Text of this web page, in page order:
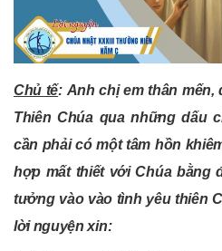
Chủ tế: Anh chịem thân mến,
Thiên Chúa qua những dấu
cần phải có một tâm hồn
hợp mất thiết với Chúa bằng
tưởng vào vào tình yêu thiên
lời nguyện xin: